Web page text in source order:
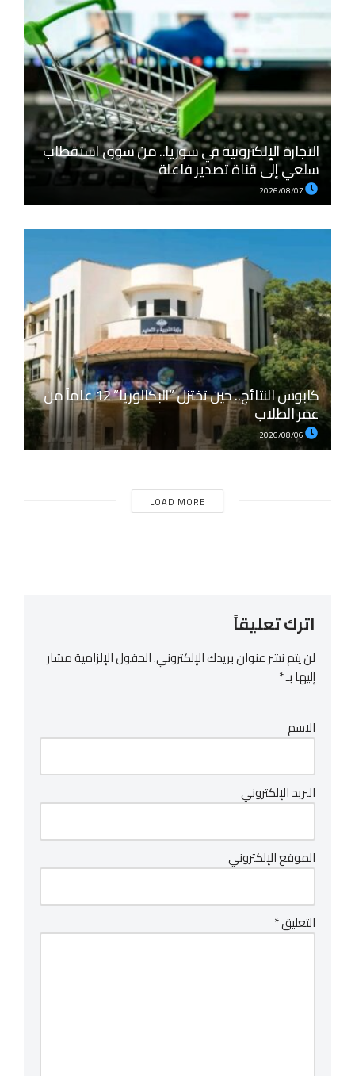
التجارة الإلكترونية في سوريا.. من سوق استقطاب
سلعي إلى قناة تصدير فاعلة
كابوس النتائج.. حين تختزل “البكالوريا” 12 عاماً من
عمر الطلاب
LOAD MORE
اترك تعليقاً
لن يتم نشر عنوان بريدك الإلكتروني.الحقول الإلزامية مشار
إليها بـ*
الاسم
البريد الإلكتروني
الموقع الإلكتروني
التعليق*